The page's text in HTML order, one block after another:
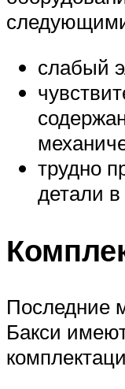
слабый
трудно
детали
Последние
Бакси